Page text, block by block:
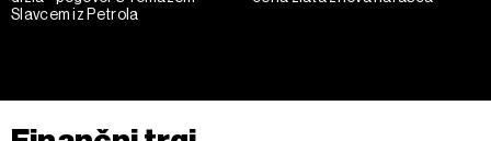
Slavcem iz Petrola